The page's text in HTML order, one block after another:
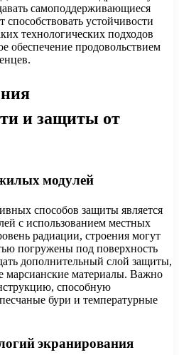
самоподдерживающиеся
способствовать устойчивости
технологических подходов
обеспечение продовольствием
и защиты от
модулей
способов защиты является
с использованием местных
радиации, строения могут
погружены под поверхность
дополнительный слой защиты,
марсианские материалы. Важно
способную
бури и температурные
экранирования